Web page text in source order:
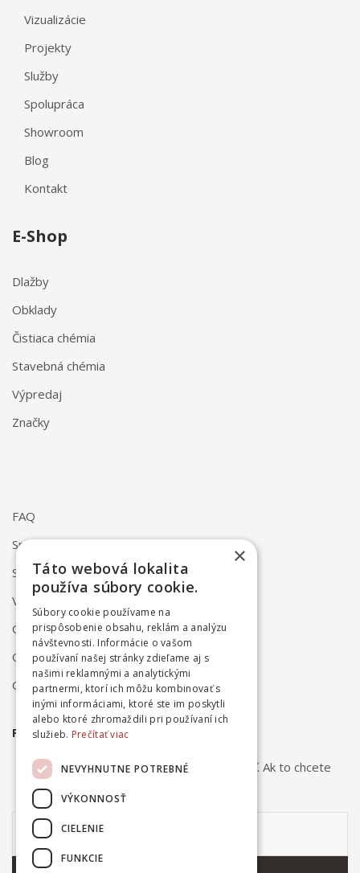
Vizualizácie
Projekty
Služby
Spolupráca
Showroom
Blog
Kontakt
E-Shop
Dlažby
Obklady
Čistiaca chémia
Stavebná chémia
Výpredaj
Značky
FAQ
Spôsob dodania
Spôsob platby
Vrátenie a reklamácia
Odstúpenie od zmluvy online
Obchodné podmienky
Ochrana osobných údajov
PRIHLÁSTE SA NA ODBER NOVINIEK
Odber noviniek môžete kedykoľvek zrušiť. Ak to chcete
×
Táto webová lokalita
používa súbory cookie.
Súbory cookie používame na
prispôsobenie obsahu, reklám a analýzu
návštevnosti. Informácie o vašom
používaní našej stránky zdieľame aj s
našimi reklamnými a analytickými
partnermi, ktorí ich môžu kombinovať s
inými informáciami, ktoré ste im poskytli
alebo ktoré zhromaždili pri používaní ich
služieb. Prečítať viac
NEVYHNUTNE POTREBNÉ
VÝKONNOSŤ
CIELENIE
FUNKCIE